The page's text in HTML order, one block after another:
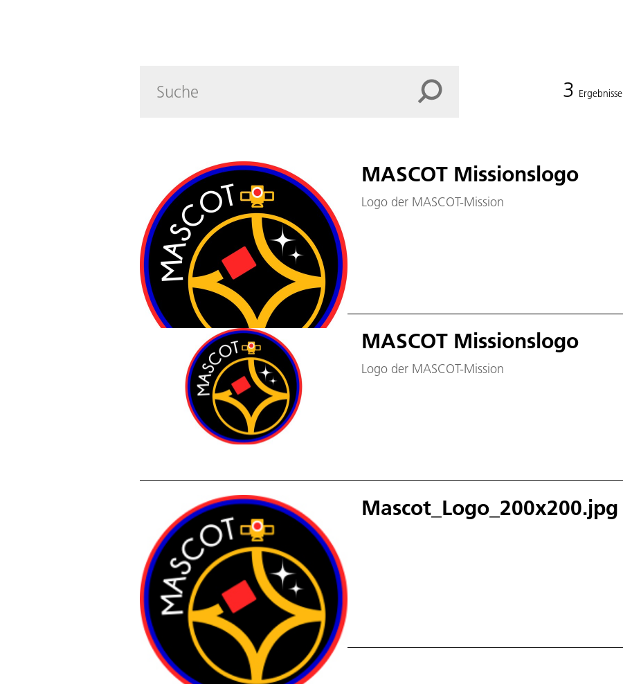
3 Ergebnisse
MASCOT Missionslogo
Logo der MASCOT-Mission
MASCOT Missionslogo
Logo der MASCOT-Mission
Mascot_Logo_200x200.jpg